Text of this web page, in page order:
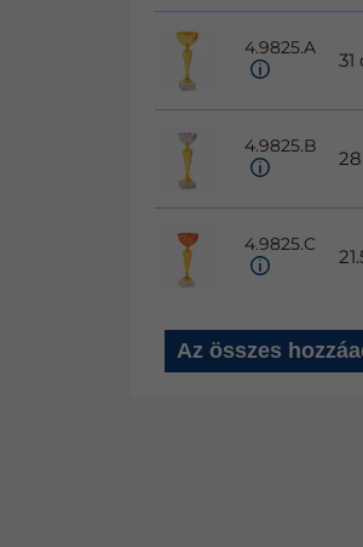
4.9825.A
31
4.9825.B
4.9825.C
Az összes